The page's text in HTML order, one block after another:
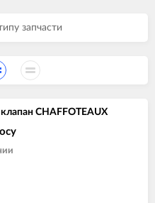
запчасти
CHAFFOTEAUX